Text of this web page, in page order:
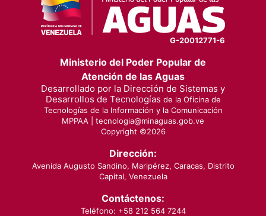
G-20012771-6
Ministerio del Poder Popular de
Atención de las Aguas
Desarrollado por la Dirección de Sistemas y
Desarrollos de Tecnologías de la Oficina de
Tecnologías de la Información y la Comunicación
MPPAA | tecnologia@minaguas.gob.ve
Copyright ©2026
Dirección:
Avenida Augusto Sandino, Maripérez, Caracas, Distrito
Capital, Venezuela
Contáctenos:
Teléfono: +58 212 564 7244